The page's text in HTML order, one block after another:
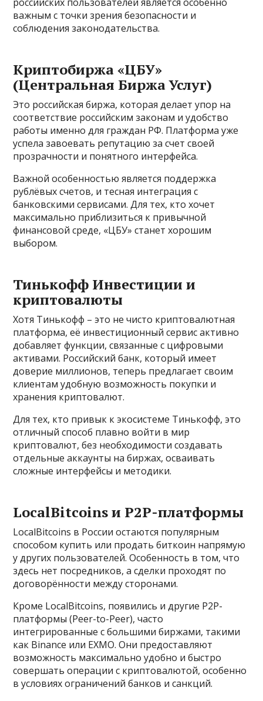
важным с точки зрения безопасности и
соблюдения законодательства.
Криптобиржа «ЦБУ»
(Центральная Биржа Услуг)
Это российская биржа, которая делает упор на
соответствие российским законам и удобство
работы именно для граждан РФ. Платформа уже
успела завоевать репутацию за счет своей
прозрачности и понятного интерфейса.
Важной особенностью является поддержка
рублёвых счетов, и тесная интеграция с
банковскими сервисами. Для тех, кто хочет
максимально приблизиться к привычной
финансовой среде, «ЦБУ» станет хорошим
выбором.
Тинькофф Инвестиции и
криптовалюты
Хотя Тинькофф – это не чисто криптовалютная
платформа, её инвестиционный сервис активно
добавляет функции, связанные с цифровыми
активами. Российский банк, который имеет
доверие миллионов, теперь предлагает своим
клиентам удобную возможность покупки и
хранения криптовалют.
Для тех, кто привык к экосистеме Тинькофф, это
отличный способ плавно войти в мир
криптовалют, без необходимости создавать
отдельные аккаунты на биржах, осваивать
сложные интерфейсы и методики.
LocalBitcoins и P2P-платформы
LocalBitcoins в России остаются популярным
способом купить или продать биткоин напрямую
у других пользователей. Особенность в том, что
здесь нет посредников, а сделки проходят по
договорённости между сторонами.
Кроме LocalBitcoins, появились и другие P2P-
платформы (Peer-to-Peer), часто
интегрированные с большими биржами, такими
как Binance или EXMO. Они предоставляют
возможность максимально удобно и быстро
совершать операции с криптовалютой, особенно
в условиях ограничений банков и санкций.